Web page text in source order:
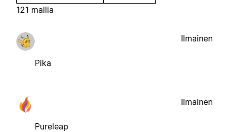
121 mallia
Pika
Ilmainen
Pureleap
Ilmainen